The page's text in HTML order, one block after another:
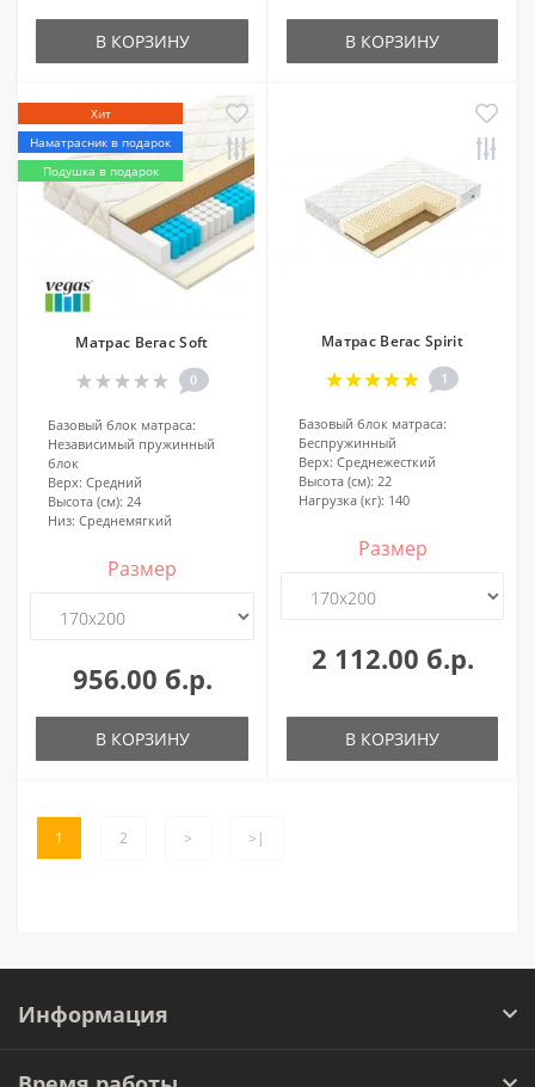
В КОРЗИНУ В КОРЗИНУ
Хит
Наматрасник в подарок
Подушка в подарок
Матрас Вегас Soft
0
Базовый блок матраса:
Независимый пружинный
блок
Верх: Средний
Высота (см): 24
Низ: Среднемягкий
Размер
956.00 б.р.
В КОРЗИНУ
Матрас Вегас Spirit
1
Базовый блок матраса:
Беспружинный
Верх: Среднежесткий
Высота (см): 22
Нагрузка (кг): 140
Размер
2 112.00 б.р.
В КОРЗИНУ
1 2 > >|
Информация